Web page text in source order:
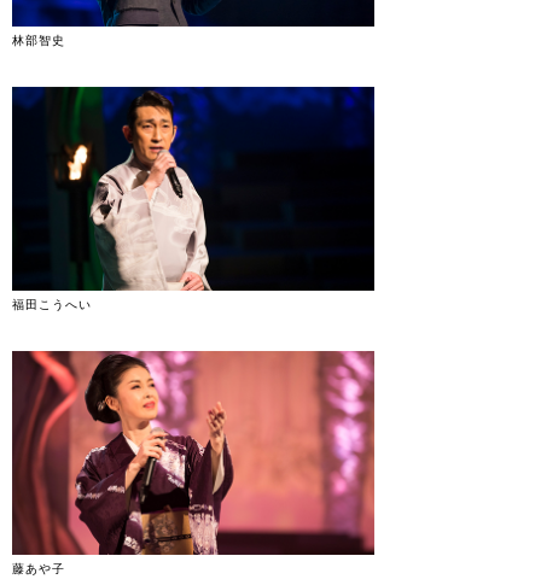
林部智史
福田こうへい
藤あや子